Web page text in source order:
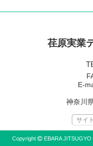
荏原実業
E-
神奈川
Copyright EBARA JITSUGYO